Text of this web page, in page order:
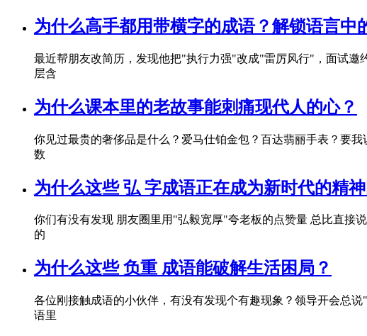
为什么高手都用带横字的成语？解锁语言中
最近帮朋友改简历，发现他把"执行力强"改成"雷厉风行"，面试
层含
为什么课本里的老故事能刺痛现代人的心？
你见过最贵的奢侈品是什么？爱马仕铂金包？百达翡丽手表？要
数
为什么这些 弘 字成语正在成为新时代的精
你们有没有发现 朋友圈里用"弘毅宽厚"夸老板的点赞量 总比直接
的
为什么这些 负重 成语能破解生活困局？
各位刚接触成语的小伙伴，有没有发现个有趣现象？领导开会总
语里